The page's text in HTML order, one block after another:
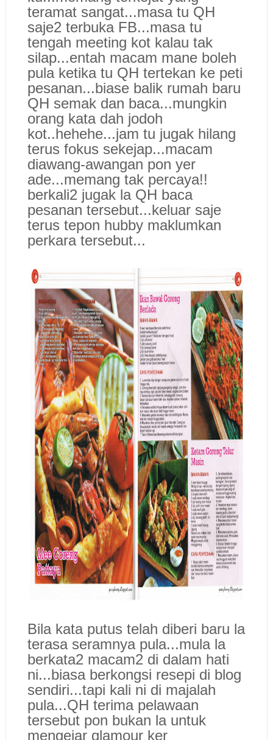
teramat sangat...masa tu QH
saje2 terbuka FB...masa tu
tengah meeting kot kalau tak
silap...entah macam mane boleh
pula ketika tu QH tertekan ke peti
pesanan...biase balik rumah baru
QH semak dan baca...mungkin
orang kata dah jodoh
kot..hehehe...jam tu jugak hilang
terus fokus sekejap...macam
diawang-awangan pon yer
ade...memang tak percaya!!
berkali2 jugak la QH baca
pesanan tersebut...keluar saje
terus tepon hubby maklumkan
perkara tersebut...
Bila kata putus telah diberi baru la
terasa seramnya pula...mula la
berkata2 macam2 di dalam hati
ni...biasa berkongsi resepi di blog
sendiri...tapi kali ni di majalah
pula...QH terima pelawaan
tersebut pon bukan la untuk
mengejar glamour ker